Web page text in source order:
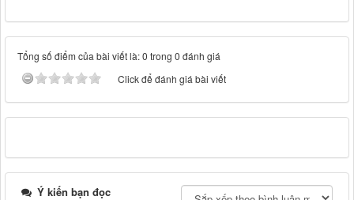
Tổng số điểm của bài viết là: 0 trong 0 đánh giá
Click để đánh giá bài viết
Ý kiến bạn đọc